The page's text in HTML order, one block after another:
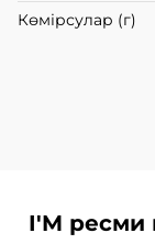
Көмірсулар (г)
I'M